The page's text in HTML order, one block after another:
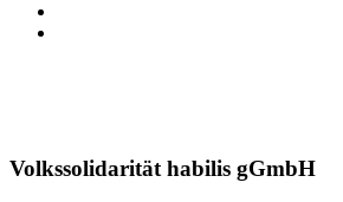
Volkssolidarität habilis gGmbH